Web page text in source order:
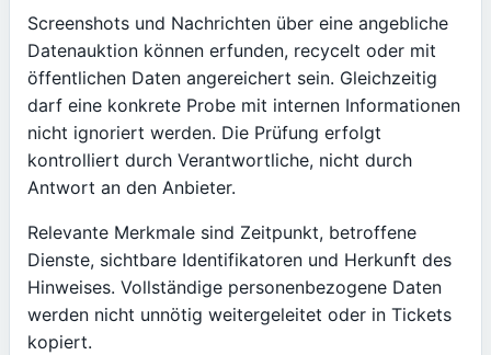
Screenshots und Nachrichten über eine angebliche
Datenauktion können erfunden, recycelt oder mit
öffentlichen Daten angereichert sein. Gleichzeitig
darf eine konkrete Probe mit internen Informationen
nicht ignoriert werden. Die Prüfung erfolgt
kontrolliert durch Verantwortliche, nicht durch
Antwort an den Anbieter.
Relevante Merkmale sind Zeitpunkt, betroffene
Dienste, sichtbare Identifikatoren und Herkunft des
Hinweises. Vollständige personenbezogene Daten
werden nicht unnötig weitergeleitet oder in Tickets
kopiert.